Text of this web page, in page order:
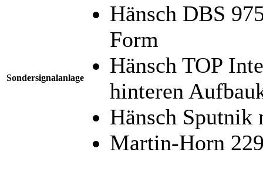
Sondersignalanlage
Hänsch DBS
Form
Hänsch TOP
hinteren
Hänsch Sputnik
Martin-Horn